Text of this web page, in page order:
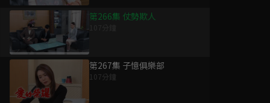
第266集 仗勢欺人
第267集 子憶俱樂部
107分鐘